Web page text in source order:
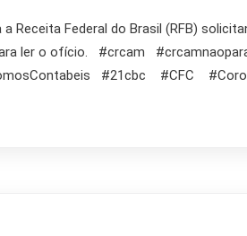
Receita Federal do Brasil (RFB)
ler o ofício. #crcam
#21cbc #CFC